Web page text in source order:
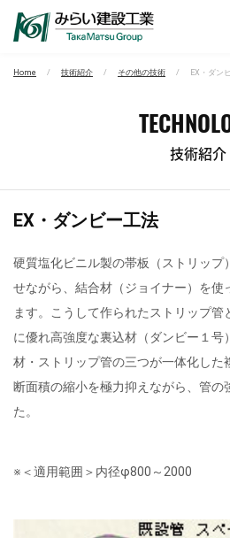
Home 技術紹介 その他の技術 EX・ダン
技術紹介
EX・ダンビー工法
硬質塩化ビニル製の帯板（ストリップ
せながら、結合材（ジョイナー）を使
ます。こうして作られたストリップ
に優れ高強度な裏込材（ダンビー１号
材・ストリップ管の三つが一体化した
断面積の縮小を極力抑えながら、管の
た。
※＜適用範囲＞内径φ800～2000